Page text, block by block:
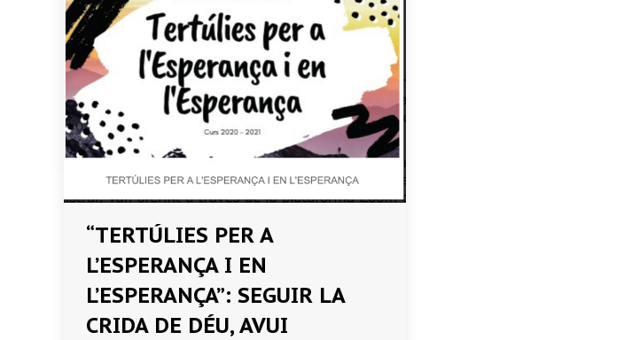
“TERTÚLIES PER A
L’ESPERANÇA I EN
L’ESPERANÇA”: SEGUIR LA
CRIDA DE DÉU, AVUI